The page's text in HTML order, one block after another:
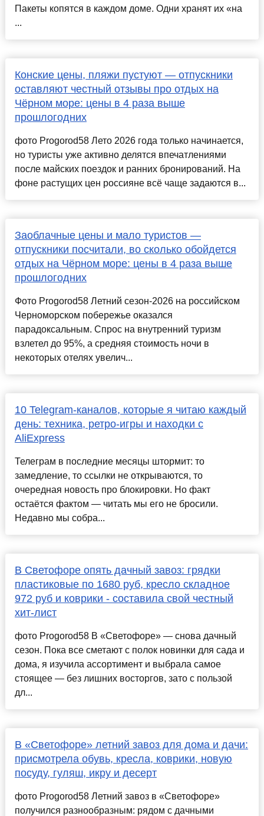
Пакеты копятся в каждом доме. Одни хранят их «на
...
Конские цены, пляжи пустуют — отпускники
оставляют честный отзывы про отдых на
Чёрном море: цены в 4 раза выше
прошлогодних
фото Progorod58 Лето 2026 года только начинается,
но туристы уже активно делятся впечатлениями
после майских поездок и ранних бронирований. На
фоне растущих цен россияне всё чаще задаются в...
Заоблачные цены и мало туристов —
отпускники посчитали, во сколько обойдется
отдых на Чёрном море: цены в 4 раза выше
прошлогодних
Фото Progorod58 Летний сезон-2026 на российском
Черноморском побережье оказался
парадоксальным. Спрос на внутренний туризм
взлетел до 95%, а средняя стоимость ночи в
некоторых отелях увелич...
10 Telegram-каналов, которые я читаю каждый
день: техника, ретро-игры и находки с
AliExpress
Телеграм в последние месяцы штормит: то
замедление, то ссылки не открываются, то
очередная новость про блокировки. Но факт
остаётся фактом — читать мы его не бросили.
Недавно мы собра...
В Светофоре опять дачный завоз: грядки
пластиковые по 1680 руб, кресло складное
972 руб и коврики - составила свой честный
хит-лист
фото Progorod58 В «Светофоре» — снова дачный
сезон. Пока все сметают с полок новинки для сада и
дома, я изучила ассортимент и выбрала самое
стоящее — без лишних восторгов, зато с пользой
дл...
В «Светофоре» летний завоз для дома и дачи:
присмотрела обувь, кресла, коврики, новую
посуду, гуляш, икру и десерт
фото Progorod58 Летний завоз в «Светофоре»
получился разнообразным: рядом с дачными